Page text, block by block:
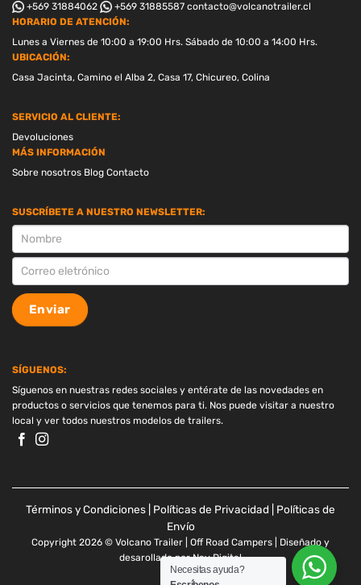
+569 31884062
+569 31885587 contacto@volcanotrailer.cl
HORARIO DE ATENCIÓN:
Lunes a Viernes de 10:00 a 19:00 Hrs. Sábado de 10:00 a 14:00 Hrs.
UBICACIÓN:
Casa Jacinta, Camino el Alba 2, Casa 17, Chicureo, Colina
SERVICIO AL CLIENTE:
Devoluciones
MÁS INFORMACIÓN
Sobre nosotros Blog Contacto
SUSCRÍBETE A NUESTRO NEWSLETTER:
SUSCRIPCION
Enviar
SÍGUENOS:
Síguenos en nuestras redes sociales y entérate de las novedades en
productos o servicios que tenemos para ti. Nos puede visitar a nuestro
local y ver todos nuestros modelos de trailers.
Términos y Condiciones Políticas de Privacidad
Políticas de
Envío
Copyright 2026 © Volcano Trailer | Off Road Campers | Diseñado y
desarollado porNav Digital
Necesitas ayuda?